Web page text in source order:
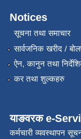
Notices
सूचना तथा समाचार
सार्वजनिक खरीद /
ऐन, कानुन तथा
कर तथा शुल्कहरु
याङवरक e-
कर्मचारी व्यवस्थापन